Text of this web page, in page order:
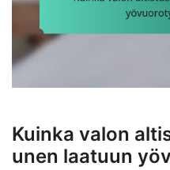
Kuinka valon
unen laatuun